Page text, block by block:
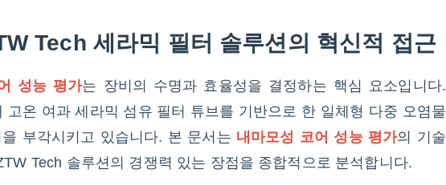
Tech 세라믹 필터 솔루션의 혁신적 접근
성능 평가는 장비의 수명과 효율성을 결정하는 핵심 요소입니다.
온 여과 세라믹 섬유 필터 튜브를 기반으로 한 일체형 다중 오염물
부각시키고 있습니다. 본 문서는 내마모성 코어 성능 평가의 기술
Tech 솔루션의 경쟁력 있는 장점을 종합적으로 분석합니다.